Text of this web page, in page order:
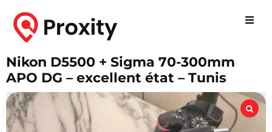
Nikon D5500 + Sigma 70-300mm
APO DG – excellent état – Tunis